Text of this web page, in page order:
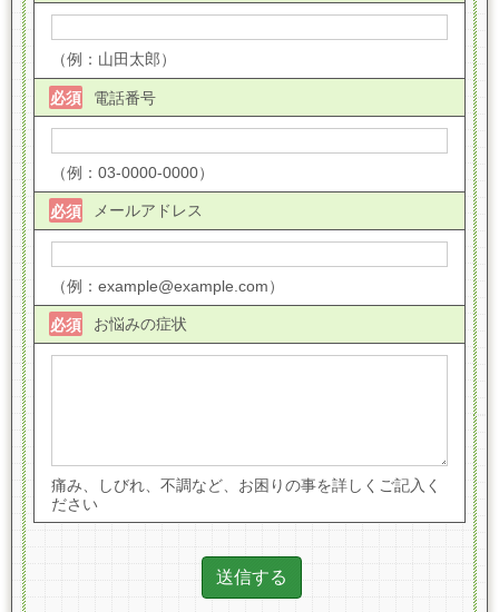
（例：山田太郎）
電話番号
必須
（例：03-0000-0000）
メールアドレス
必須
（例：example@example.com）
お悩みの症状
必須
痛み、しびれ、不調など、お困りの事を詳しくご記入く
ださい